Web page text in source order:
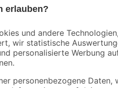
18 Compact' ohne
169
Mit diesem Spannungsprüfer